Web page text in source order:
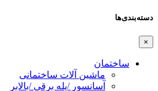
دسته‌بندی‌ها
×
ساختمان
ماشین آلات ساختمانی
آسانسور /پله برقی /بالابر